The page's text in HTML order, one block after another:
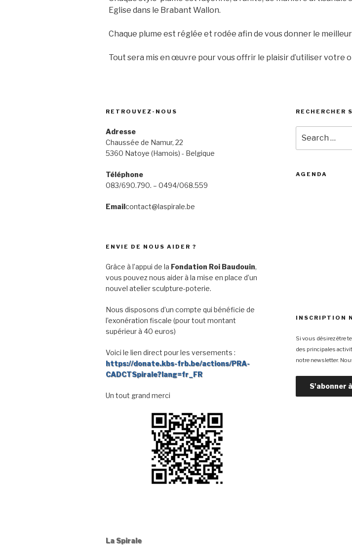
Eglise dans le Brabant Wallon.
Chaque plume est réglée et rodée afin de vous donner le
Tout sera mis en œuvre pour vous offrir le plaisir d’utiliser votre
RETROUVEZ-NOUS
Adresse
Chaussée de Namur, 22
5360 Natoye (Hamois) - Belgique
Téléphone
083/690.790. – 0494/068.559
Emailcontact@laspirale.be
ENVIE DE NOUS AIDER ?
Grâce à l’appui de la Fondation Roi Baudouin,
vous pouvez nous aider à la mise en place d’un
nouvel atelier sculpture-poterie.
Nous disposons d’un compte qui bénéficie de
l’exonération fiscale (pour tout montant
supérieur à 40 euros)
Voici le lien direct pour les versements :
https://donate.kbs-frb.be/actions/PRA-
CADCTSpirale?lang=fr_FR
Un tout grand merci
RECHERCHER
for:
AGENDA
INSCRIPTION
Si vous désirez être
des principales
notre newsletter.
La Spirale